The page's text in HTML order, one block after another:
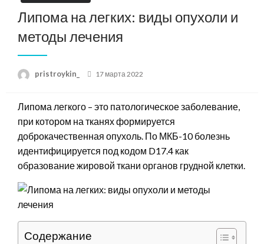
Липома на легких: виды опухоли и
методы лечения
pristroykin_
Posted
17 марта 2022
Липома легкого – это патологическое заболевание,
при котором на тканях формируется
доброкачественная опухоль. По МКБ-10 болезнь
идентифицируется под кодом D17.4 как
образование жировой ткани органов грудной клетки.
Содержание